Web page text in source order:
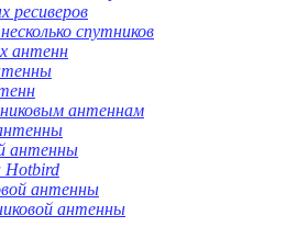
ресиверов
спутников
антенн
антеннам
антенны
Hotbird
антенны
антенны